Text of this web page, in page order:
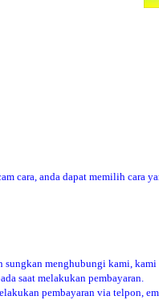
cara, anda dapat memilih cara
menghubungi kami, kami
saat melakukan pembayaran.
pembayaran via telpon,